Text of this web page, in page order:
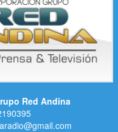
Red Andina